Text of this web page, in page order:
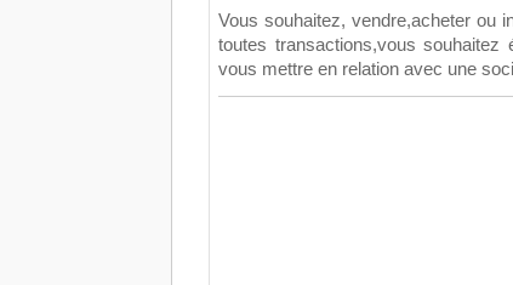
Vous souhaitez, vendre,acheter ou
toutes transactions,vous
vous mettre en relation avec une